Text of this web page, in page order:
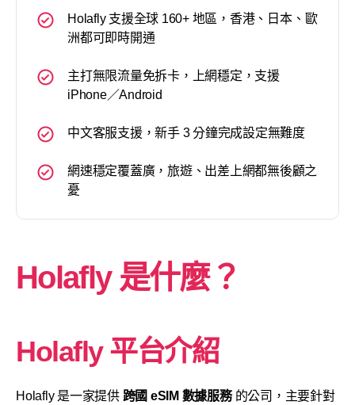
Holafly 支援全球 160+ 地區，香港、日本、歐
洲都可即時開通
主打無限流量免拆卡，上網穩定，支援
iPhone／Android
中文客服支援，新手 3 分鐘完成設定無難度
網速穩定覆蓋廣，旅遊、出差上網都無後顧之
憂
Holafly 是什麼？
Holafly 平台介紹
Holafly 是一家提供 跨國 eSIM 數據服務的公司，主要針對